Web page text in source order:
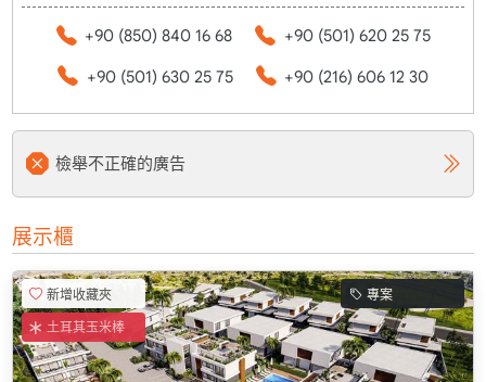
+90 (850) 840 16 68 +90 (501) 620 25 75
+90 (501) 630 25 75 +90 (216) 606 12 30
檢舉不正確的廣告
展示櫃
新增收藏夾
土耳其玉米棒
專案